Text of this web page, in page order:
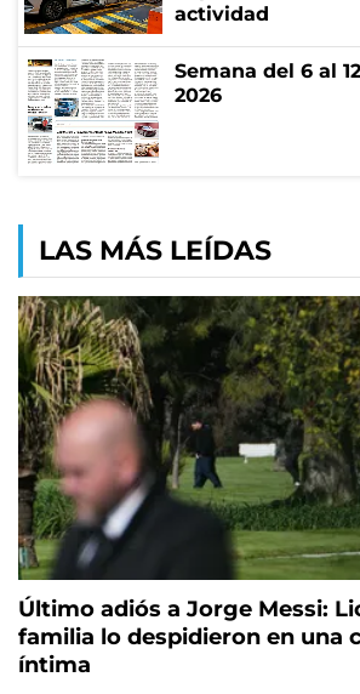
actividad
Semana del 6 al
2026
LAS MÁS LEÍDAS
Último adiós a Jorge Messi:
familia lo despidieron en una
íntima